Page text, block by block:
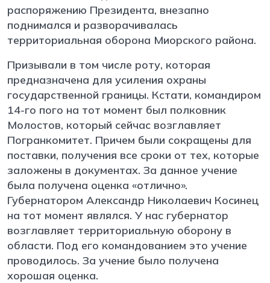
распоряжению Президента, внезапно
поднимался и разворачивалась
территориальная оборона Миорского района.
Призывали в том числе роту, которая
предназначена для усиления охраны
государственной границы. Кстати, командиром
14-го пого на тот момент был полковник
Молостов, который сейчас возглавляет
Погранкомитет. Причем были сокращены для
поставки, получения все сроки от тех, которые
заложены в документах. За данное учение
была получена оценка «отлично».
Губернатором Александр Николаевич Косинец
на тот момент являлся. У нас губернатор
возглавляет территориальную оборону в
области. Под его командованием это учение
проводилось. За учение было получена
хорошая оценка.